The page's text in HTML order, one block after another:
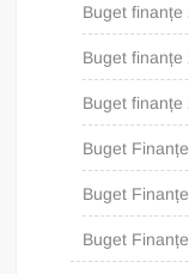
Buget finanțe
Buget finanțe
Buget finanțe
Buget
Buget
Buget